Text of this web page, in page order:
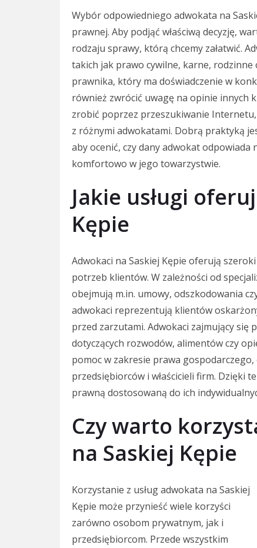
Wybór odpowiedniego adwokata na
prawnej. Aby podjąć właściwą decyzję,
rodzaju sprawy, którą chcemy załatwić.
takich jak prawo cywilne, karne, rodzinne
prawnika, który ma doświadczenie w
również zwrócić uwagę na opinie innych
zrobić poprzez przeszukiwanie
z różnymi adwokatami. Dobrą praktyką
aby ocenić, czy dany adwokat odpowiada
komfortowo w jego towarzystwie.
Jakie usługi
Kępie
Adwokaci na Saskiej Kępie oferują
potrzeb klientów. W zależności od
obejmują m.in. umowy, odszkodowania
adwokaci reprezentują klientów
przed zarzutami. Adwokaci zajmujący
dotyczących rozwodów, alimentów czy
pomoc w zakresie prawa
przedsiębiorców i właścicieli firm. Dzięki
prawną dostosowaną do ich
Czy warto
na Saskiej Kępie
Korzystanie z usług adwokata na Saskiej
Kępie może przynieść wiele korzyści
zarówno osobom prywatnym, jak i
przedsiębiorcom. Przede wszystkim